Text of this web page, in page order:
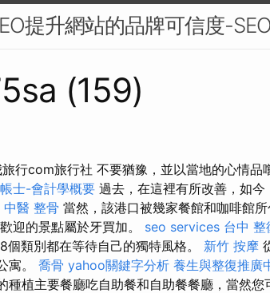
提升網站的品牌可信度-SEO
(159)
行com旅行社 不要猶豫，並以當地的心情品
士-會計學概要 過去，在這裡有所改善，如今
中醫 整骨 當然，該港口被幾家餐館和咖啡館所
迎的景點屬於牙買加。 seo services 台中 整
個類別都在等待自己的獨特風格。 新竹 按摩
寓。 喬骨 yahoo關鍵字分析 養生與整復推廣
種植主要餐廳吃自助餐和自助餐餐廳，當然您